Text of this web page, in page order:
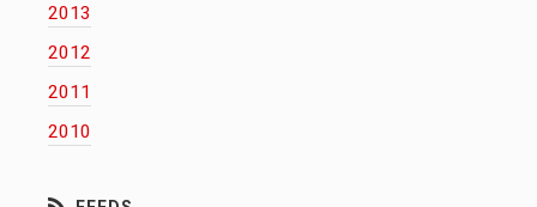
2013
2012
2011
2010